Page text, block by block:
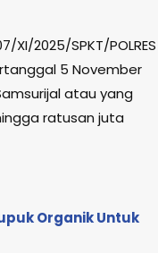
XI/2025/SPKT/POLRES
5 November
atau yang
ratusan juta
Organik Untuk